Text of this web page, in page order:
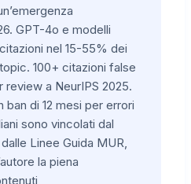
GPT-4o e modelli
nel 15-55% dei
100+ citazioni false
a NeurIPS 2025.
ban di 12 mesi per errori
sono vincolati dal
Linee Guida MUR,
la piena